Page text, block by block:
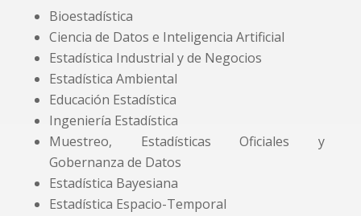
Bioestadística
Ciencia de Datos e Inteligencia Artificial
Estadística Industrial y de Negocios
Estadística Ambiental
Educación Estadística
Ingeniería Estadística
Muestreo, Estadísticas Oficiales y
Gobernanza de Datos
Estadística Bayesiana
Estadística Espacio-Temporal